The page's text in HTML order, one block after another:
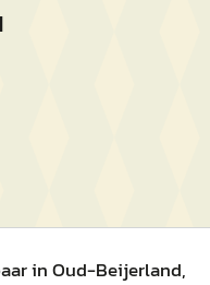
in Oud-Beijerland,